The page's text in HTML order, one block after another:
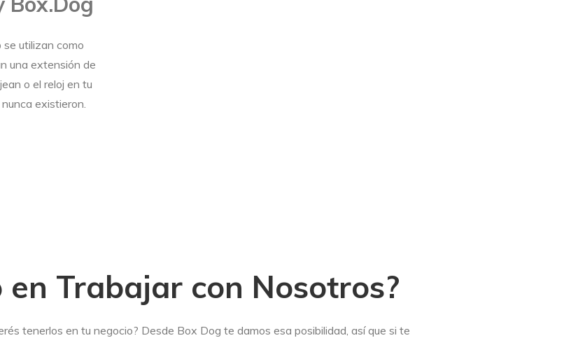
utilizan como
una extensión de
o el reloj en tu
existieron.
en Trabajar con Nosotros?
tenerlos en tu negocio? Desde Box Dog te damos esa posibilidad, así que si te